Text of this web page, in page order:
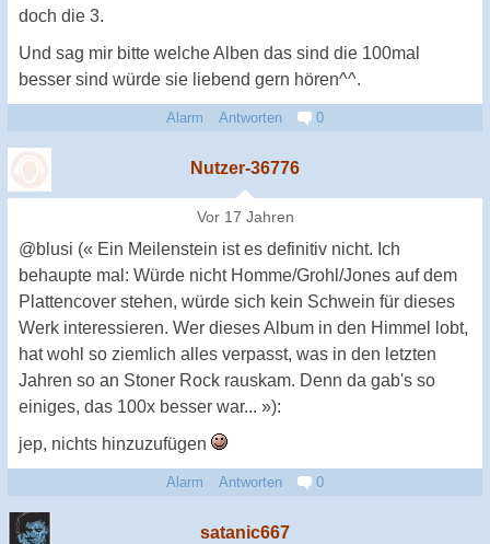
doch die 3.
Und sag mir bitte welche Alben das sind die 100mal
besser sind würde sie liebend gern hören^^.
Alarm Antworten 0
Nutzer-36776
Vor 17 Jahren
@blusi (« Ein Meilenstein ist es definitiv nicht. Ich
behaupte mal: Würde nicht Homme/Grohl/Jones auf dem
Plattencover stehen, würde sich kein Schwein für dieses
Werk interessieren. Wer dieses Album in den Himmel lobt,
hat wohl so ziemlich alles verpasst, was in den letzten
Jahren so an Stoner Rock rauskam. Denn da gab's so
einiges, das 100x besser war... »):
jep, nichts hinzuzufügen
Alarm Antworten 0
satanic667